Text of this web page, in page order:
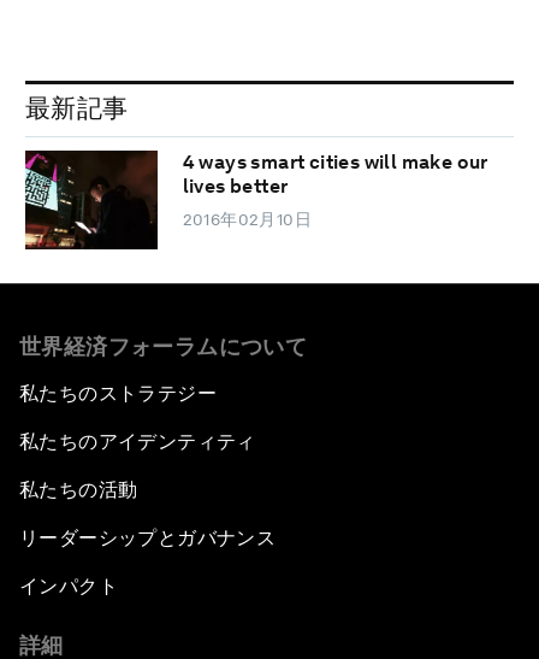
最新記事
4 ways smart cities will make our
lives better
2016年02月10日
世界経済フォーラムについて
私たちのストラテジー
私たちのアイデンティティ
私たちの活動
リーダーシップとガバナンス
インパクト
詳細